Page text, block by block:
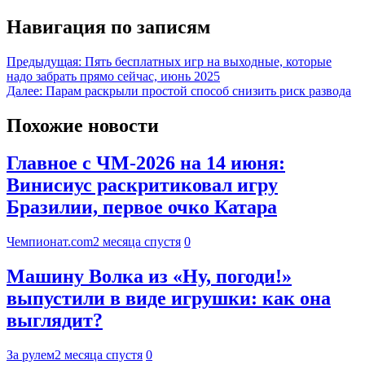
Навигация по записям
Предыдущая: Пять бесплатных игр на выходные, которые
надо забрать прямо сейчас, июнь 2025
Далее: Парам раскрыли простой способ снизить риск развода
Похожие новости
Главное с ЧМ-2026 на 14 июня:
Винисиус раскритиковал игру
Бразилии, первое очко Катара
Чемпионат.com2 месяца спустя 0
Машину Волка из «Ну, погоди!»
выпустили в виде игрушки: как она
выглядит?
За рулем2 месяца спустя 0